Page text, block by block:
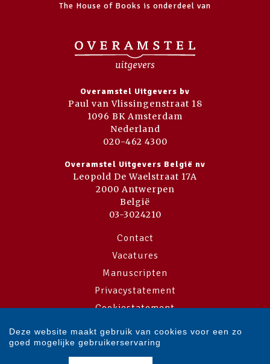
The House of Books is onderdeel van
Overamstel Uitgevers bv
Paul van Vlissingenstraat 18
1096 BK Amsterdam
Nederland
020-462 4300
Overamstel Uitgevers België nv
Leopold De Waelstraat 17A
2000 Antwerpen
België
03-3024210
Contact
Vacatures
Manuscripten
Privacystatement
Cookiestatement
Cookie-instellingen
Deze website maakt gebruik van cookies voor een zo
goed mogelijke gebruikerservaring